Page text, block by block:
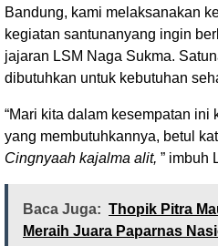
Bandung, kami melaksanakan
kegiatan santunanyang ingin
jajaran LSM Naga Sukma.
dibutuhkan untuk kebutuhan
“Mari kita dalam kesempatan
yang membutuhkannya, betul
Cingnyaah kajalma alit, ” imbuh
Baca Juga: Thopik Pitra
Meraih Juara Paparnas